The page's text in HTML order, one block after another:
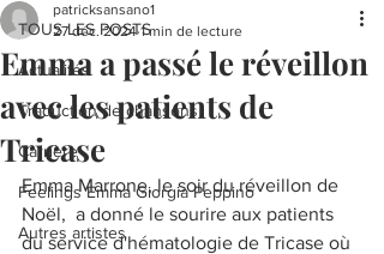
TOUS LES POSTS
Actualités
Traduction de chansons
Carrière
Feelings Emma Giorgia Peppino
Autres artistes
Emma a passé le réveillon
avec les patients de
Tricase
patricksansano1
27 déc. 2024 1 min de lecture
Emma Marrone, le soir du réveillon de
Noël,  a donné le sourire aux patients
du service d'hématologie de Tricase où